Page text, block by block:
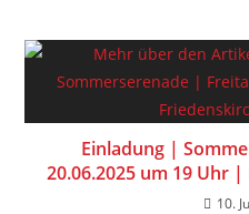
Einladung |
20.06.2025 um 19 Uhr
10.